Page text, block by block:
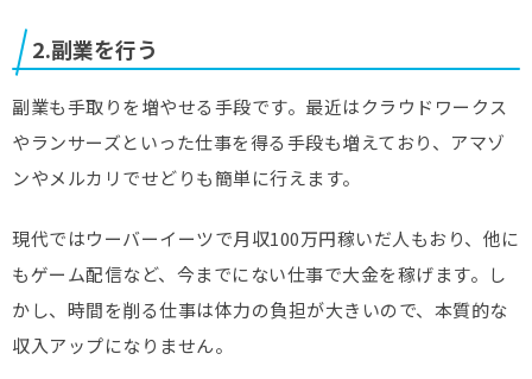
2.副業を行う
副業も手取りを増やせる手段です。最近はクラウドワークス
やランサーズといった仕事を得る手段も増えており、アマゾ
ンやメルカリでせどりも簡単に行えます。
現代ではウーバーイーツで月収100万円稼いだ人もおり、他に
もゲーム配信など、今までにない仕事で大金を稼げます。し
かし、時間を削る仕事は体力の負担が大きいので、本質的な
収入アップになりません。